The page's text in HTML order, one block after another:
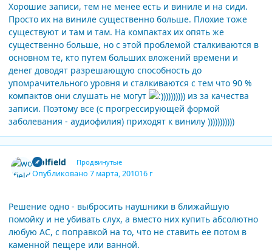
Хорошие записи, тем не менее есть и виниле и на сиди.
Просто их на виниле существенно больше. Плохие тоже
существуют и там и там. На компактах их опять же
существенно больше, но с этой проблемой сталкиваются в
основном те, кто путем больших вложений времени и
денег доводят разрешающую способность до
упомрачительного уровня и сталкиваются с тем что 90 %
компактов они слушать не могут
))))))))) из за качества
записи. Поэтому все (с прогрессирующей формой
заболевания - аудиофилия) приходят к винилу )))))))))))
wolfield Продвинутые
Опубликовано7 марта, 201016 г
Решение одно - выбросить наушники в ближайшую
помойку и не убивать слух, а вместо них купить абсолютно
любую АС, с поправкой на то, что не ставить ее потом в
каменной пещере или ванной.